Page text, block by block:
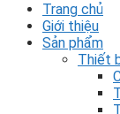
Trang chủ
Giới thiệu
Sản phẩm
Thiết